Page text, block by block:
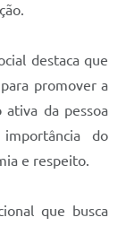
destaca que
promover a
ativa da pessoa
do
e respeito.
que busca